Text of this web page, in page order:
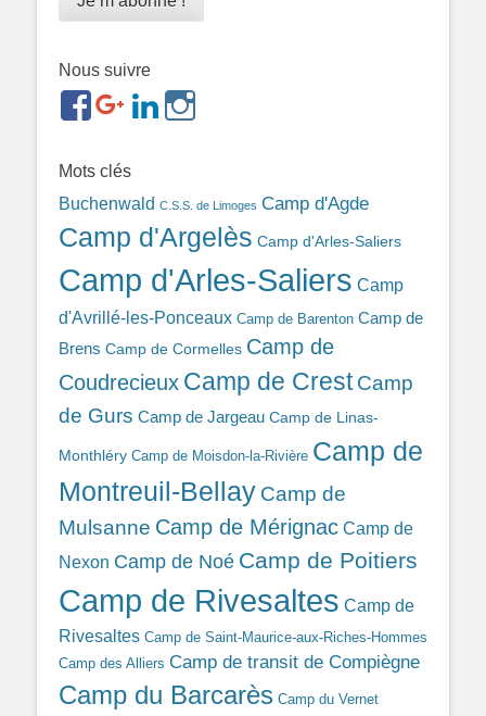
Nous suivre
https://www.facebook.com/groups/
ref=br_rs
https://plus.google.com/b/
https://www.linkedin.com/in/gigi-
bonin-
Mots clés
Buchenwald C.S.S. de Limoges Camp d'Agde
Camp d'Argelès Camp d'Arles-Saliers
Camp d'Arles-Saliers Camp
d'Avrillé-les-Ponceaux Camp de Barenton Camp de
Brens Camp de Cormelles Camp de
Coudrecieux Camp de Crest Camp
de Gurs Camp de Jargeau Camp de Linas-
Monthléry Camp de Moisdon-la-Rivière Camp de
Montreuil-Bellay Camp de
Mulsanne Camp de Mérignac Camp de
Nexon Camp de Noé Camp de Poitiers
Camp de Rivesaltes Camp de
Rivesaltes Camp de Saint-Maurice-aux-Riches-Hommes
Camp des Alliers Camp de transit de Compiègne
Camp du Barcarès Camp du Vernet